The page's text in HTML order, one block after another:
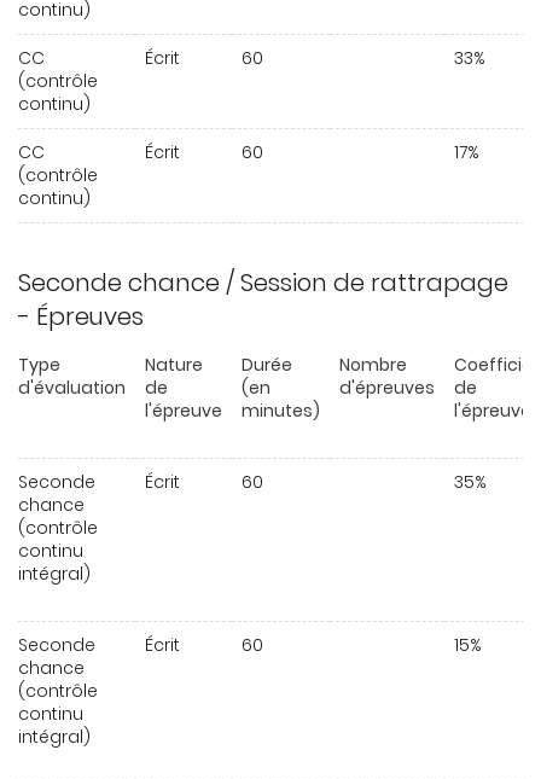
continu)
CC
(contrôle
continu)
Écrit 60 33%
CC
(contrôle
continu)
Écrit 60 17%
Seconde chance / Session de rattrapage
- Épreuves
Type
d'évaluation
Nature
de
l'épreuve
Durée
(en
minutes)
Nombre
d'épreuves
de
l'épreuve
Seconde
chance
(contrôle
continu
intégral)
Écrit 60 35%
Seconde
chance
(contrôle
continu
intégral)
Écrit 60 15%